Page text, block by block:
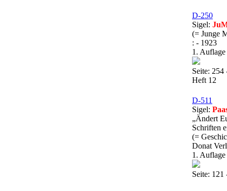
D-250
Sigel:
(= Junge
: - 1923
1. Auflage
Seite: 254
Heft 12
D-511
Sigel:
„Ändert
Schriften
(=
Donat
1. Auflage
Seite: 121